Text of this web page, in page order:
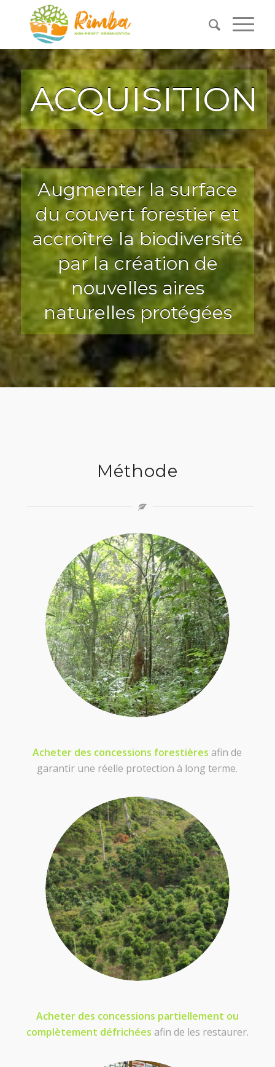
ACQUISITION
Augmenter la surface
du couvert forestier et
accroître la biodiversité
par la création de
nouvelles aires
naturelles protégées
Méthode
Acheter des concessions forestières afin de
garantir une réelle protection à long terme.
Acheter des concessions partiellement ou
complètement défrichées afin de les restaurer.